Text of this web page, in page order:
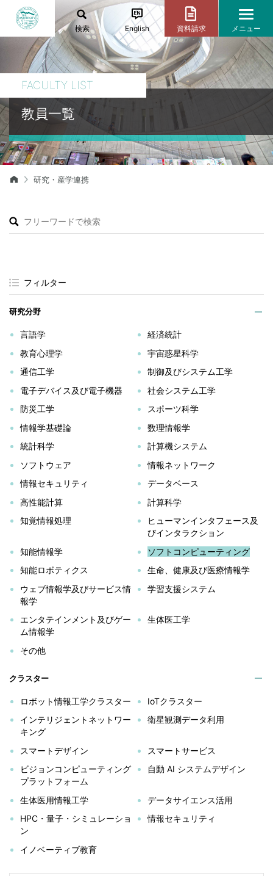
検索 English 資料請求 メニュー
教員一覧
FACULTY LIST
研究・産学連携
フィルター
研究分野
言語学
経済統計
教育心理学
宇宙惑星科学
通信工学
制御及びシステム工学
電子デバイス及び電子機器
社会システム工学
防災工学
スポーツ科学
情報学基礎論
数理情報学
統計科学
計算機システム
ソフトウェア
情報ネットワーク
情報セキュリティ
データベース
高性能計算
計算科学
知覚情報処理
ヒューマンインタフェース及
びインタラクション
知能情報学
ソフトコンピューティング
知能ロボティクス
生命、健康及び医療情報学
ウェブ情報学及びサービス情
報学
学習支援システム
エンタテインメント及びゲー
ム情報学
生体医工学
その他
クラスター
ロボット情報工学クラスター
IoTクラスター
インテリジェントネットワー
キング
衛星観測データ利用
スマートデザイン
スマートサービス
ビジョンコンピューティング
プラットフォーム
自動 AI システムデザイン
生体医用情報工学
データサイエンス活用
HPC・量子・シミュレーショ
ン
情報セキュリティ
イノベーティブ教育